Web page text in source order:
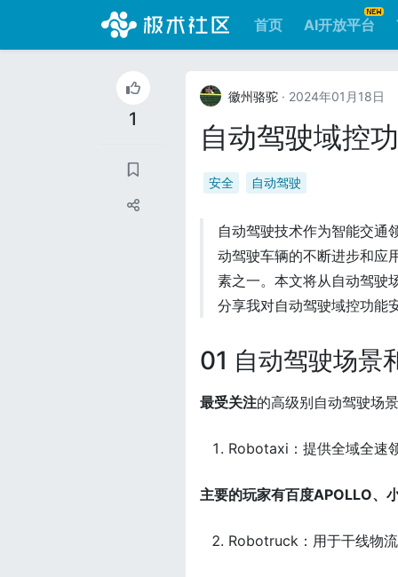
首页 AI开放平台
1
徽州骆驼 · 2024年01月18日
自动驾驶域控
安全 自动驾驶
自动驾驶技术作为智能交通
动驾驶车辆的不断进步和应
素之一。本文将从自动驾驶
分享我对自动驾驶域控功能
01 自动驾驶场景
最受关注的高级别自动驾驶场景
Robotaxi：提供全域全速
主要的玩家有百度APOLLO、
Robotruck：用于干线物流